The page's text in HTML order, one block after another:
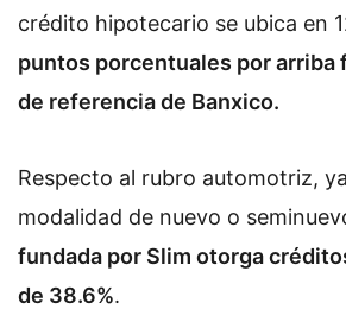
crédito hipotecario se ubica en
puntos porcentuales por arriba
de referencia de Banxico.
Respecto al rubro automotriz,
modalidad de nuevo o
fundada por Slim otorga
de 38.6%.